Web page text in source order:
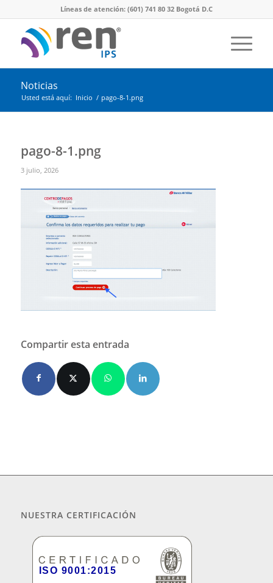
Líneas de atención: (601) 741 80 32 Bogotá D.C
Noticias
Usted está aquí: Inicio / pago-8-1.png
pago-8-1.png
3 julio, 2026
Compartir esta entrada
NUESTRA CERTIFICACIÓN